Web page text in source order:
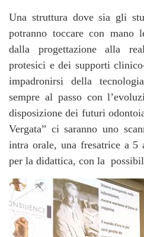
Una struttura dove sia gli
potranno toccare con mano
dalla progettazione alla
protesici e dei supporti
impadronirsi della
sempre al passo con
disposizione dei futuri
Vergata” ci saranno uno
intra orale, una fresatrice a 5
per la didattica, con la